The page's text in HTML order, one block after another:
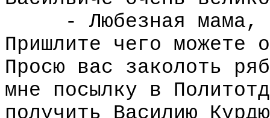
- Любезная мама,
Пришлите чего можете
Просю вас заколоть
мне посылку в
получить Василию